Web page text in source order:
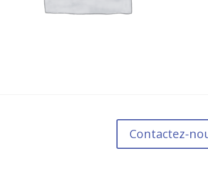
Contactez-